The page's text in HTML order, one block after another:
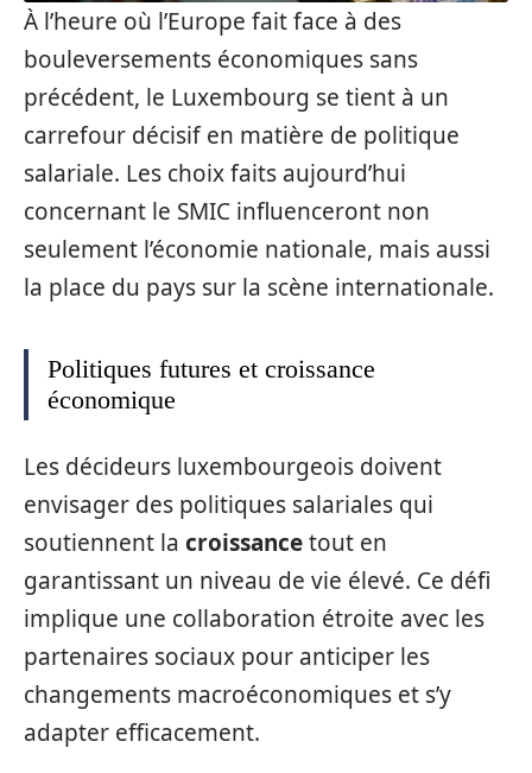
À l’heure où l’Europe fait face à des
bouleversements économiques sans
précédent, le Luxembourg se tient à un
carrefour décisif en matière de politique
salariale. Les choix faits aujourd’hui
concernant le SMIC influenceront non
seulement l’économie nationale, mais aussi
la place du pays sur la scène internationale.
Politiques futures et croissance
économique
Les décideurs luxembourgeois doivent
envisager des politiques salariales qui
soutiennent la croissancetout en
garantissant un niveau de vie élevé. Ce défi
implique une collaboration étroite avec les
partenaires sociaux pour anticiper les
changements macroéconomiques et s’y
adapter efficacement.